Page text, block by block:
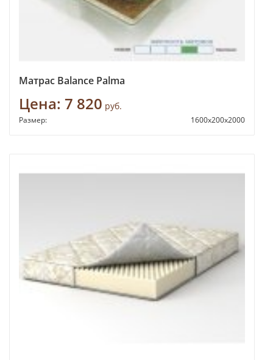
Матрас Balance Palma
Цена: 7 820 руб.
Размер: 1600x200x2000